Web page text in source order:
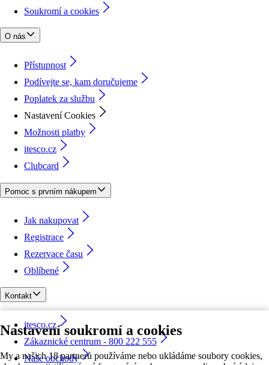
Nastavení soukromí a cookies
My a našich 18 partnerů používáme nebo ukládáme soubory cookies,
Soukromí a cookies
O nás
Přístupnost
Podívejte se, kam doručujeme
Poplatek za službu
Nastavení Cookies
Možnosti platby
itesco.cz
Clubcard
Pomoc s prvním nákupem
Jak nakupovat
Registrace
Rezervace času
Oblíbené
Kontakt
itesco.cz
Zákaznické centrum - 800 222 555
Naše obchody